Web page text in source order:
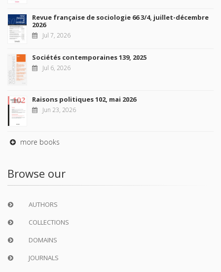
Revue française de sociologie 66 3/4, juillet-décembre
2026
Jul 7, 2026
Sociétés contemporaines 139, 2025
Jul 6, 2026
Raisons politiques 102, mai 2026
Jun 23, 2026
more books
Browse our
AUTHORS
COLLECTIONS
DOMAINS
JOURNALS